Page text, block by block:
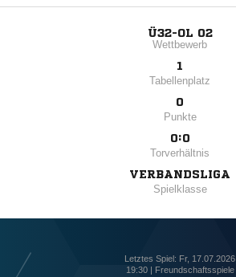
Ü32-OL 02
Wettbewerb
1
Tabellenplatz
0
Punkte
0:0
Torverhältnis
VERBANDSLIGA
Spielklasse
Letztes Spiel: Fr, 17.07.2026
19:30 | Freundschaftsspiele